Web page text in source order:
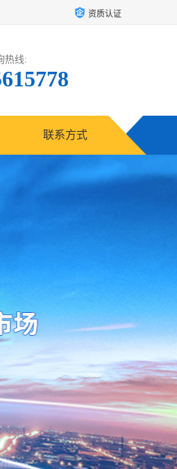
资质认证
热线:
联系方式